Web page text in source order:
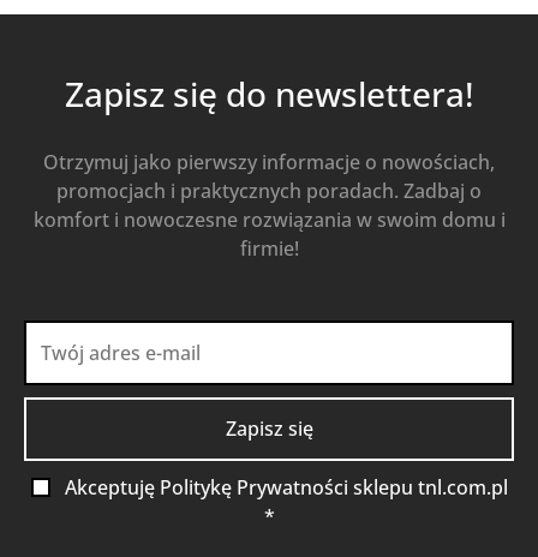
Zapisz się do newslettera!
Otrzymuj jako pierwszy informacje o nowościach,
promocjach i praktycznych poradach. Zadbaj o
komfort i nowoczesne rozwiązania w swoim domu i
firmie!
Akceptuję Politykę Prywatności sklepu tnl.com.pl
*